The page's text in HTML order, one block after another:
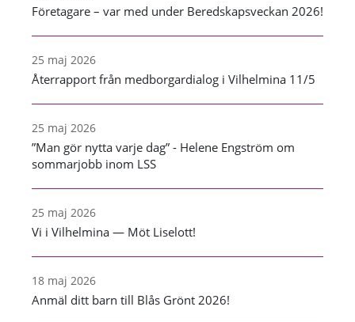
Företagare – var med under Beredskapsveckan 2026!
25 maj 2026
Återrapport från medborgardialog i Vilhelmina 11/5
25 maj 2026
”Man gör nytta varje dag” - Helene Engström om
sommarjobb inom LSS
25 maj 2026
Vi i Vilhelmina — Möt Liselott!
18 maj 2026
Anmäl ditt barn till Blås Grönt 2026!